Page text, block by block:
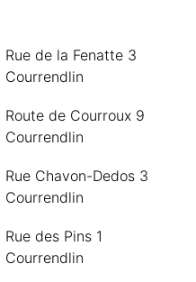
Rue de la Fenatte 3
Courrendlin
Route de Courroux 9
Courrendlin
Rue Chavon-Dedos 3
Courrendlin
Rue des Pins 1
Courrendlin